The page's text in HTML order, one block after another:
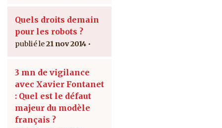
Quels droits demain
pour les robots ?
21 nov 2014
3 mn de vigilance
avec Xavier Fontanet
: Quel est le défaut
majeur du modèle
français ?